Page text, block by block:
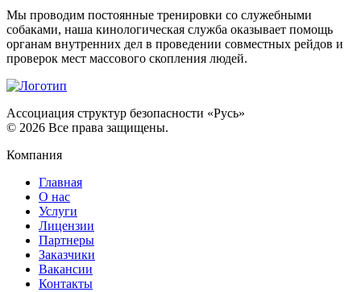
Мы проводим постоянные тренировки со служебными
собаками, наша кинологическая служба оказывает помощь
органам внутренних дел в проведении совместных рейдов и
проверок мест массового скопления людей.
Ассоциация структур безопасности «Русь»
© 2026 Все права защищены.
Компания
Главная
О нас
Услуги
Лицензии
Партнеры
Заказчики
Вакансии
Контакты